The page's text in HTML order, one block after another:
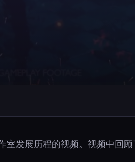
发展历程的视频。视频中回